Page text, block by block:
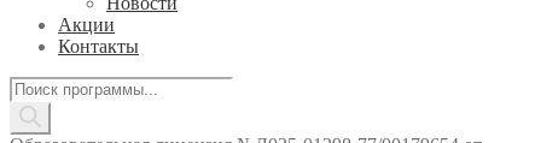
Акции
Контакты
Поиск
товаров